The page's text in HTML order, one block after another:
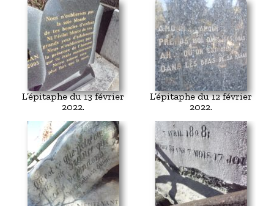
L’épitaphe du 13 février
2022.
L’épitaphe du 12 février
2022.